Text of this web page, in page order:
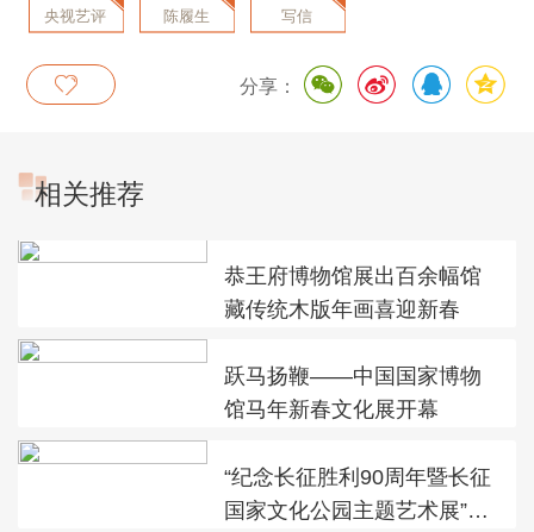
央视艺评 陈履生 写信
分享：
相关推荐
恭王府博物馆展出百余幅馆
藏传统木版年画喜迎新春
跃马扬鞭——中国国家博物
馆马年新春文化展开幕
“纪念长征胜利90周年暨长征
国家文化公园主题艺术展”在